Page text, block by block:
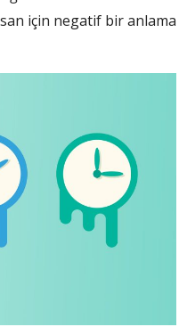
için negatif bir anlama